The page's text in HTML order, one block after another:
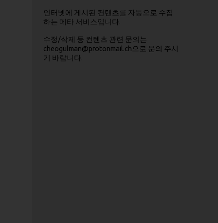
인터넷에 게시된 컨텐츠를 자동으로 수집
하는 메타 서비스입니다.
수정/삭제 등 컨텐츠 관련 문의는
cheogulman@protonmail.ch으로 문의 주시
기 바랍니다.